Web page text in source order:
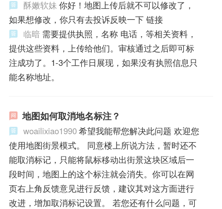
酥嫩软妹 你好！地图上传后就不可以修改了，
如果想修改，你只有去投诉反映一下 链接
临暗 需要提供执照，名称 电话，等相关资料，
提供这些资料，上传给他们。审核通过之后即可标
注成功了。1-3个工作日展现，如果没有执照信息只
能名称地址。
地图如何取消地名标注？
woailixiao1990希望我能帮您解决此问题 欢迎您
使用地图街景模式。 同意楼上所说方法，暂时还不
能取消标记，只能将鼠标移动出街景这块区域后一
段时间，地图上的这个标注就会消失。你可以在网
页右上角反馈意见进行反馈，建议其对这方面进行
改进，增加取消标记设置。 若您还有什么问题，可